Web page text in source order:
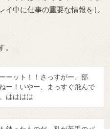
イ中に仕事の重要な情報をし
。
ーット！！さっすがー、部
ー！いやー、まっすぐ飛んで
はははは